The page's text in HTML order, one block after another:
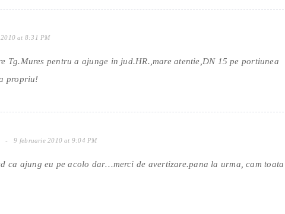
at 8:31 PM
Tg.Mures pentru a ajunge in jud.HR.,mare atentie,DN 15 pe portiunea
propriu!
9 februarie 2010 at 9:04 PM
ca ajung eu pe acolo dar…merci de avertizare.pana la urma, cam toata